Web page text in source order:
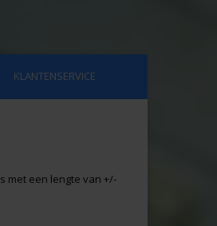
KLANTENSERVICE
met een lengte van +/-